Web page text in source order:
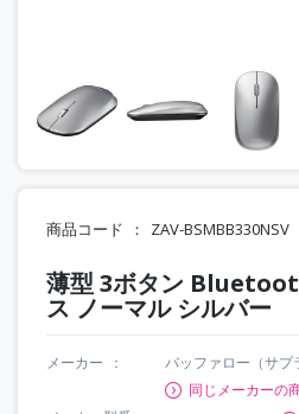
商品コード ZAV-BSMBB330NSV
薄型 3ボタン
ス ノーマル シルバー
メーカー
バッファロー（サプ
同じメーカーの